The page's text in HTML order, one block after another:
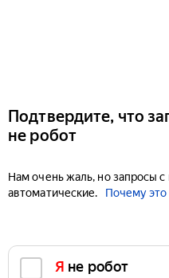
Подтвердите, что
не робот
Нам очень жаль, но запросы
автоматические.
Почему это
Я не робот